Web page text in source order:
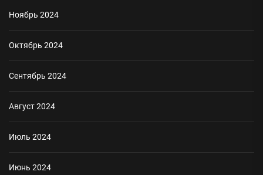
Ноябрь 2024
Октябрь 2024
Сентябрь 2024
Август 2024
Июль 2024
Июнь 2024